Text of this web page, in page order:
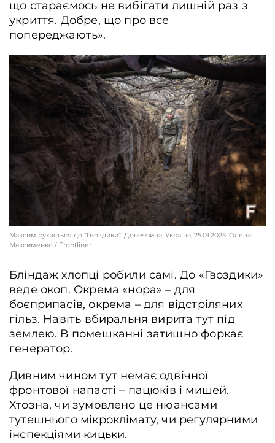
що стараємось не вибігати лишній раз з
укриття. Добре, що про все
попереджають».
Максим рухається до “Гвоздики”. Донеччина, Україна, 25.01.2025. Олена
Максименко / Frontliner.
Бліндаж хлопці робили самі. До «Гвоздики»
веде окоп. Окрема «нора» – для
боєприпасів, окрема – для відстріляних
гільз. Навіть вбиральня вирита тут під
землею. В помешканні затишно форкає
генератор.
Дивним чином тут немає одвічної
фронтової напасті – пацюків і мишей.
Хтозна, чи зумовлено це нюансами
тутешнього мікроклімату, чи регулярними
інспекціями кицьки.